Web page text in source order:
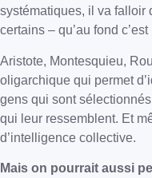
systématiques, il va falloir
certains – qu’au fond
Aristote, Montesquieu,
oligarchique qui permet
gens qui sont
qui leur ressemblent. Et
d’intelligence collective.
Mais on pourrait aussi